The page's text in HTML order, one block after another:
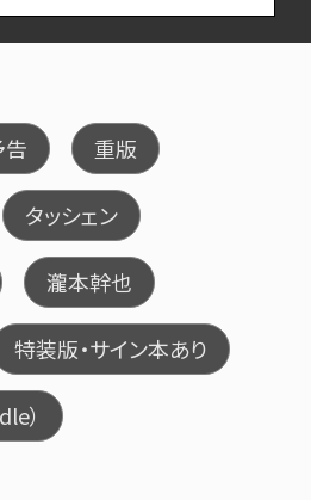
重版
タッシェン
瀧本幹也
特装版・サイン本あり
）